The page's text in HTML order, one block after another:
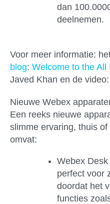
dan
deelnemen.
Voor meer informatie:
blog: Welcome to the All
Javed Khan en de video:
Nieuwe Webex
Een reeks nieuwe
slimme ervaring, thuis
omvat:
Webex
perfect voor
doordat het
functies